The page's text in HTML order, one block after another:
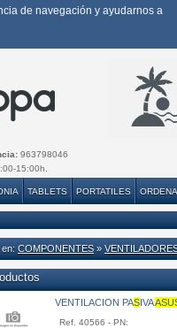
de navegación y ayudarnos a
963798046
15:00h.
TABLETS PORTATILES
COMPONENTES »
VENTILACION PASIVAASU
Ref. 40566 - PN: